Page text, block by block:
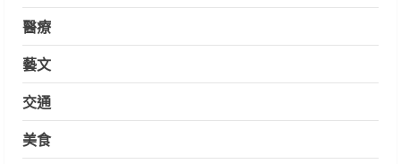
醫療
藝文
交通
美食